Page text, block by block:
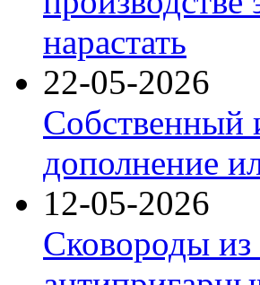
нарастать
22-05-2026
Собственный
дополнение
12-05-2026
Сковороды